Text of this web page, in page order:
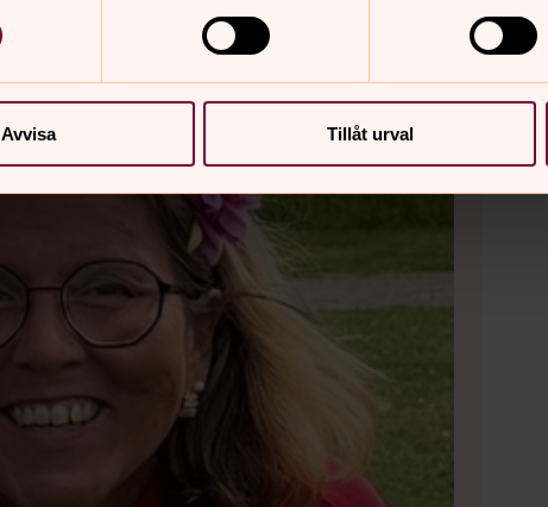
Avvisa Tillåt urval